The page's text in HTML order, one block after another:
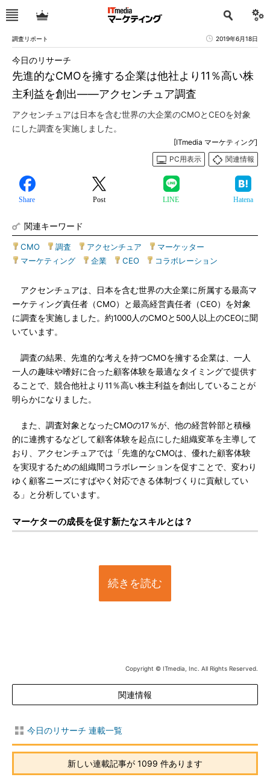
調査リポート 2019年6月18日
先進的なCMOを擁する企業は他社より11％高い株
主利益を創出――アクセンチュア調査
今日のリサーチ
アクセンチュアは日本を含む世界の大企業のCMOとCEOを対象
にした調査を実施しました。
[ITmedia マーケティング]
PC用表示
関連情報
Share Post LINE Hatena
関連キーワード
CMO 調査 アクセンチュア マーケッター
マーケティング
企業 CEO コラボレーション
アクセンチュアは、日本を含む世界の大企業に所属する最高マ
ーケティング責任者（CMO）と最高経営責任者（CEO）を対象
に調査を実施しました。約1000人のCMOと500人以上のCEOに聞
いています。
調査の結果、先進的な考えを持つCMOを擁する企業は、一人
一人の趣味や嗜好に合った顧客体験を最適なタイミングで提供す
ることで、競合他社より11％高い株主利益を創出していることが
明らかになりました。
また、調査対象となったCMOの17％が、他の経営幹部と積極
的に連携するなどして顧客体験を起点にした組織変革を主導して
おり、アクセンチュアでは「先進的なCMOは、優れた顧客体験
を実現するための組織間コラボレーションを促すことで、変わり
ゆく顧客ニーズにすばやく対応できる体制づくりに貢献してい
る」と分析しています。
マーケターの成長を促す新たなスキルとは？
続きを読む
Copyright © ITmedia, Inc. All Rights Reserved.
関連情報
今日のリサーチ 連載一覧
新しい連載記事が 1099 件あります